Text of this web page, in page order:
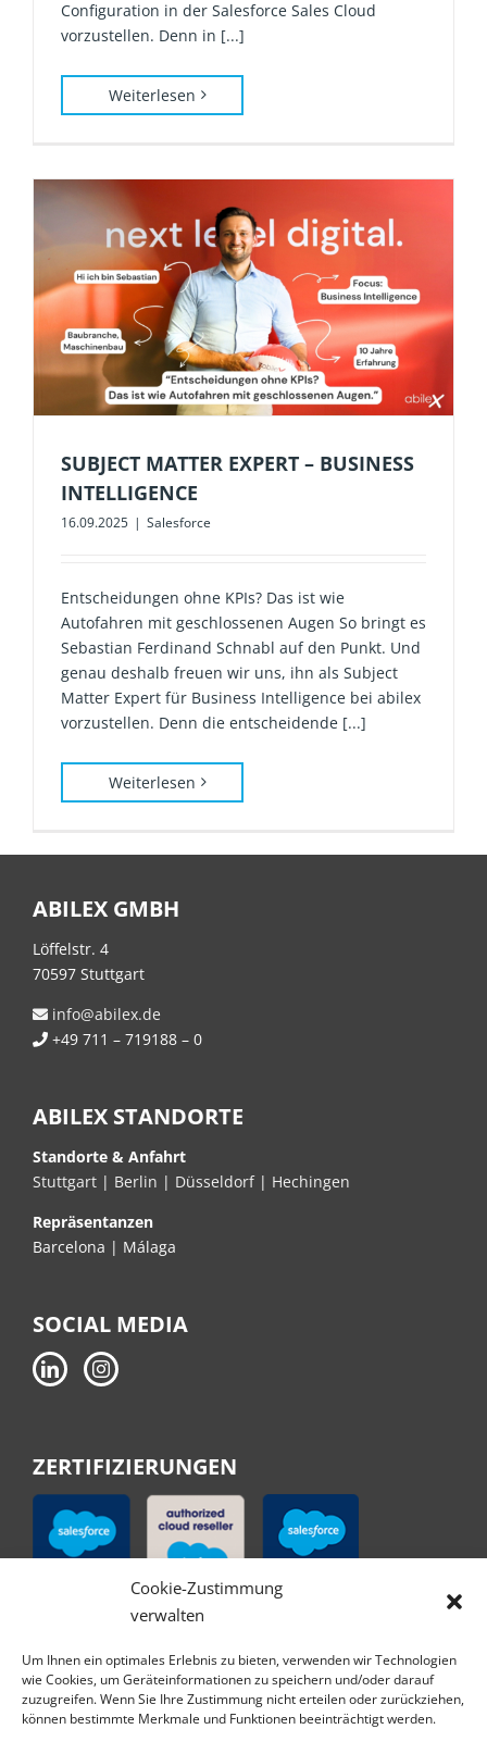
Cookie-Zustimmung
verwalten
Um Ihnen ein optimales Erlebnis zu bieten, verwenden wir Technologien
wie Cookies, um Geräteinformationen zu speichern und/oder darauf
zuzugreifen. Wenn Sie Ihre Zustimmung nicht erteilen oder zurückziehen,
können bestimmte Merkmale und Funktionen beeinträchtigt werden.
Configuration in der Salesforce Sales Cloud
vorzustellen. Denn in [...]
Weiterlesen
SUBJECT MATTER EXPERT – BUSINESS
INTELLIGENCE
16.09.2025 | Salesforce
Entscheidungen ohne KPIs? Das ist wie
Autofahren mit geschlossenen Augen So bringt es
Sebastian Ferdinand Schnabl auf den Punkt. Und
genau deshalb freuen wir uns, ihn als Subject
Matter Expert für Business Intelligence bei abilex
vorzustellen. Denn die entscheidende [...]
Weiterlesen
ABILEX GMBH
Löffelstr. 4
70597 Stuttgart
info@abilex.de
+49 711 – 719188 – 0
ABILEX STANDORTE
Standorte & Anfahrt
Stuttgart | Berlin | Düsseldorf | Hechingen
Repräsentanzen
Barcelona | Málaga
SOCIAL MEDIA
ZERTIFIZIERUNGEN